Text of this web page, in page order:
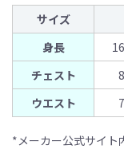
サイズ
身長
チェスト
ウエスト
*メーカー公式サイト